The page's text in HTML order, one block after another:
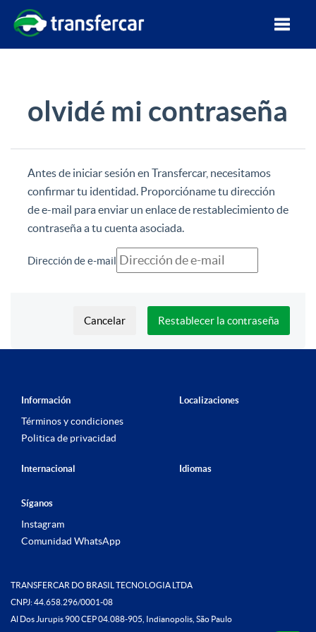
olvidé mi contraseña
Antes de iniciar sesión en Transfercar, necesitamos
confirmar tu identidad. Proporcióname tu dirección
de e-mail para enviar un enlace de restablecimiento de
contraseña a tu cuenta asociada.
Dirección de e-mail
Cancelar Restablecer la contraseña
Información
Términos y condiciones
Politica de privacidad
Localizaciones
Internacional Idiomas
Síganos
Instagram
Comunidad WhatsApp
TRANSFERCAR DO BRASIL TECNOLOGIA LTDA
CNPJ: 44.658.296/0001-08
Al Dos Jurupis 900 CEP 04.088-905, Indianopolis, São Paulo